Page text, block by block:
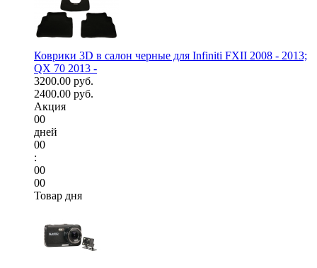
Коврики 3D в салон черные для Infiniti FXII 2008 - 2013;
QX 70 2013 -
3200.00 руб.
2400.00 руб.
Акция
00
дней
00
:
00
00
Товар дня